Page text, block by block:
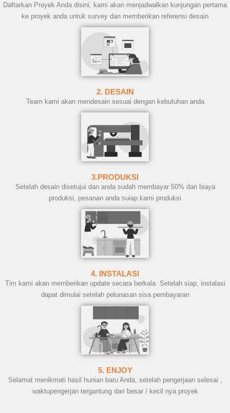
Daftarkan Proyek Anda disini, kami akan menjadwalkan kunjungan pertama
ke proyek anda untuk survey dan memberikan referensi desain
2. DESAIN
Team kami akan mendesain sesuai dengan kebutuhan anda
3.PRODUKSI
Setelah desain disetujui dan anda sudah membayar 50% dari biaya
produksi, pesanan anda suiap kami produksi
4. INSTALASI
Tim kami akan memberikan update secara berkala. Setelah siap, instalasi
dapat dimulai setelah pelunasan sisa pembayaran
5. ENJOY
Selamat menikmati hasil hunian baru Anda, setelah pengerjaan selesai ,
waktupengerjan tergantung dari besar / kecil nya proyek